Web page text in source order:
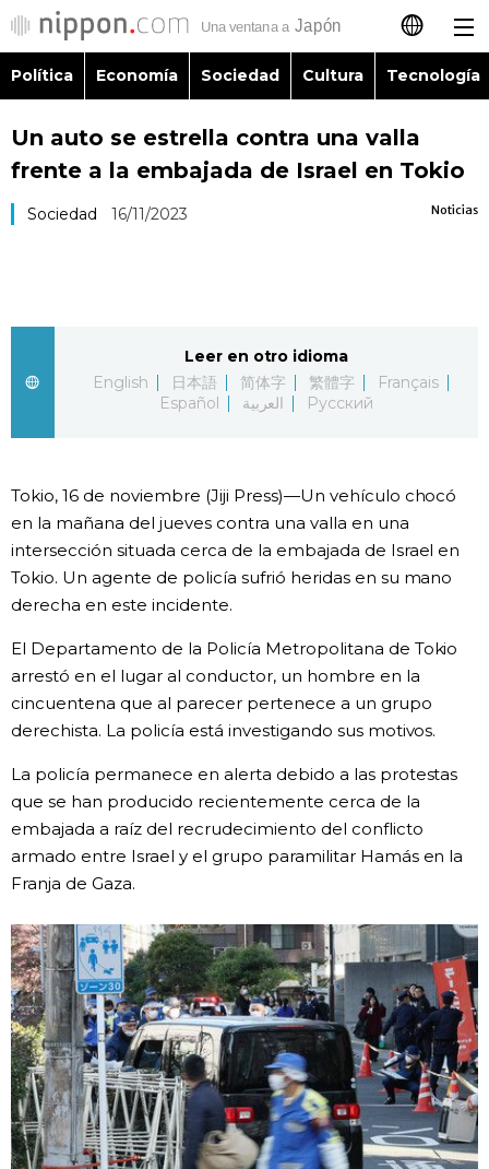
日本語
English
العربية
Русский
Política
Sociedad
Cultura
Vida
Guía de Japón
Vídeos e imágenes
En profundidad
Más
Noticias
Datos de Japón
Fragmentos de Japón
Gente
Blog
Tokio
official SNS
Política Economía Sociedad Cultura Tecnología
Un auto se estrella contra una valla
frente a la embajada de Israel en Tokio
Noticias
Sociedad 16/11/2023
Leer en otro idioma
English
日本語 简体字 繁體字
Français
Español
العربية Русский
Tokio, 16 de noviembre (Jiji Press)—Un vehículo chocó
en la mañana del jueves contra una valla en una
intersección situada cerca de la embajada de Israel en
Tokio. Un agente de policía sufrió heridas en su mano
derecha en este incidente.
El Departamento de la Policía Metropolitana de Tokio
arrestó en el lugar al conductor, un hombre en la
cincuentena que al parecer pertenece a un grupo
derechista. La policía está investigando sus motivos.
La policía permanece en alerta debido a las protestas
que se han producido recientemente cerca de la
embajada a raíz del recrudecimiento del conflicto
armado entre Israel y el grupo paramilitar Hamás en la
Franja de Gaza.